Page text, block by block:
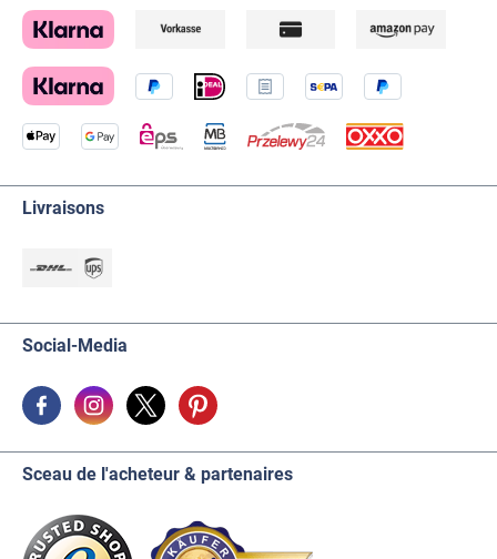
Livraisons
Social-Media
Sceau de l'acheteur & partenaires